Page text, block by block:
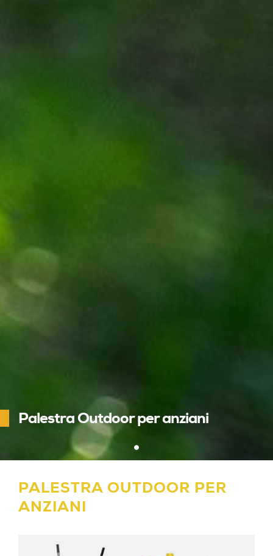
Palestra Outdoor per anziani
PALESTRA OUTDOOR PER
ANZIANI